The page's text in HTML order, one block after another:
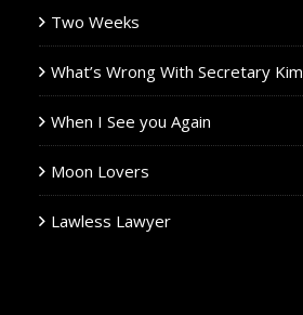
Two Weeks
What’s Wrong With Secretary Kim
When I See you Again
Moon Lovers
Lawless Lawyer